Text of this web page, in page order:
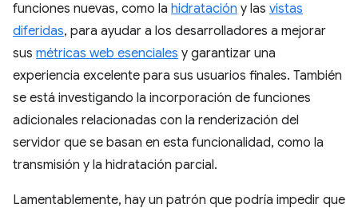
funciones nuevas, como la hidratación y las vistas
diferidas, para ayudar a los desarrolladores a mejorar
sus métricas web esenciales y garantizar una
experiencia excelente para sus usuarios finales. También
se está investigando la incorporación de funciones
adicionales relacionadas con la renderización del
servidor que se basan en esta funcionalidad, como la
transmisión y la hidratación parcial.
Lamentablemente, hay un patrón que podría impedir que